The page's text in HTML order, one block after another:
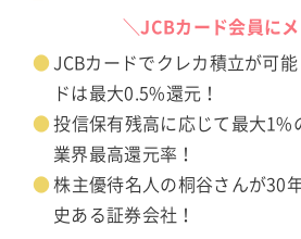
＼JCBカード会員に
JCBカードでクレカ積立が可
ドは最大0.5%還元！
投信保有残高に応じて最大1%
業界最高還元率！
株主優待名人の桐谷さんが30
史ある証券会社！